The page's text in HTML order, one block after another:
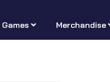
Games Merchandise